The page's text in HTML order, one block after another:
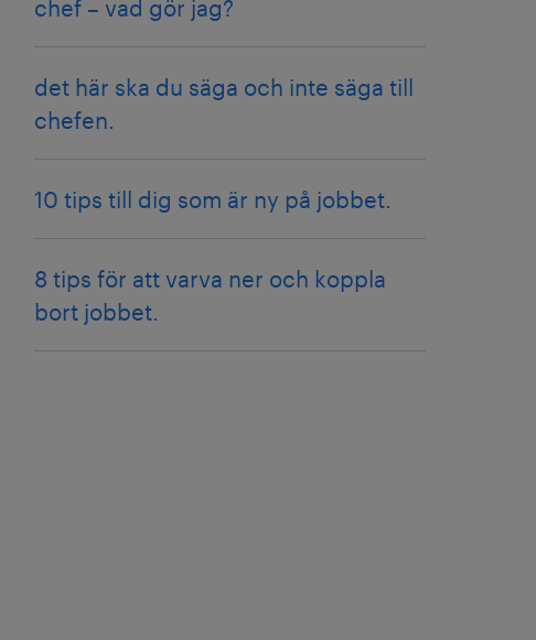
chef – vad gör jag?
det här ska du säga och inte säga till
chefen.
10 tips till dig som är ny på jobbet.
8 tips för att varva ner och koppla
bort jobbet.